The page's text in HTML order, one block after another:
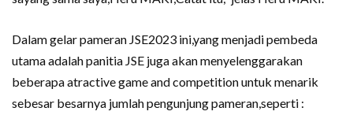
Dalam gelar pameran JSE2023 ini,yang menjadi pembeda
utama adalah panitia JSE juga akan menyelenggarakan
beberapa atractive game and competition untuk menarik
sebesar besarnya jumlah pengunjung pameran,seperti :